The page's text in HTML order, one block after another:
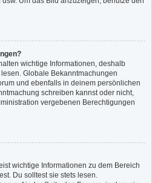
wichtige Informationen, deshalb
Globale Bekanntmachungen
und ebenfalls in deinem persönlichen
schreiben kannst oder nicht,
vergebenen Berechtigungen
wichtige Informationen zu dem Bereich
Du solltest sie stets lesen.